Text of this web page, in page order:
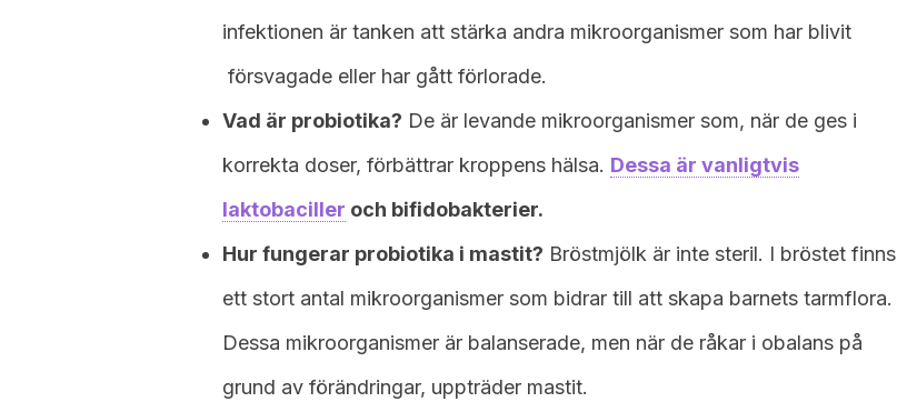
infektionen är tanken att stärka andra mikroorganismer som har blivit
försvagade eller har gått förlorade.
Vad är probiotika? De är levande mikroorganismer som, när de ges i
korrekta doser, förbättrar kroppens hälsa. Dessa är vanligtvis
laktobaciller och bifidobakterier.
Hur fungerar probiotika i mastit? Bröstmjölk är inte steril. I bröstet finns
ett stort antal mikroorganismer som bidrar till att skapa barnets tarmflora.
Dessa mikroorganismer är balanserade, men när de råkar i obalans på
grund av förändringar, uppträder mastit.